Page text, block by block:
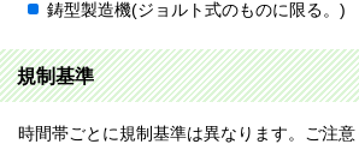
鋳型製造機(ジョルト式のものに限る。)
規制基準
時間帯ごとに規制基準は異なります。ご注意